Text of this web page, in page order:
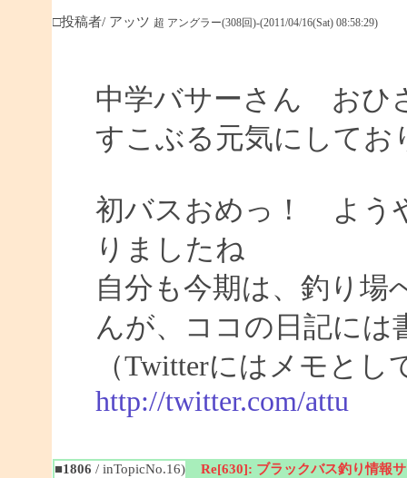
□投稿者/ アッツ 超 アングラー(308回)-(2011/04/16(Sat) 08:58:29)
中学バサーさん おひ
すこぶる元気にしてお
初バスおめっ！ よう
りましたね
自分も今期は、釣り場
んが、ココの日記には
（Twitterにはメモと
http://twitter.com/attu
■1806 / inTopicNo.16) Re[630]: ブラックバス釣り情報